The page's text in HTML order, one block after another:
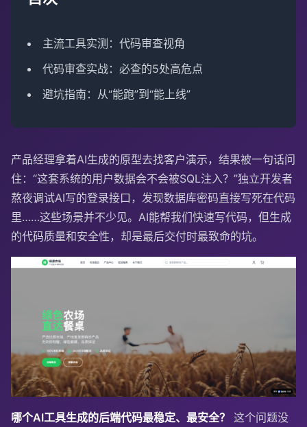
主流工具实测：代码审查视角
代码审查实战：必查的5处高危点
避坑指南：从“能跑”到“能上线”
产品经理拿着AI生成的原型去找客户演示，结果被一句话问
住：“这套系统的用户数据会不会被SQL注入？”独立开发者
熬夜调试AI写的登录接口，发现数据库密码直接写死在代码
里……这些场景并不少见。AI能帮我们快速写代码，但生成
的代码质量和安全性，却是最后交付时最致命的坑。
哪个AI工具生成的后端代码最稳定、最安全？
这个问题没